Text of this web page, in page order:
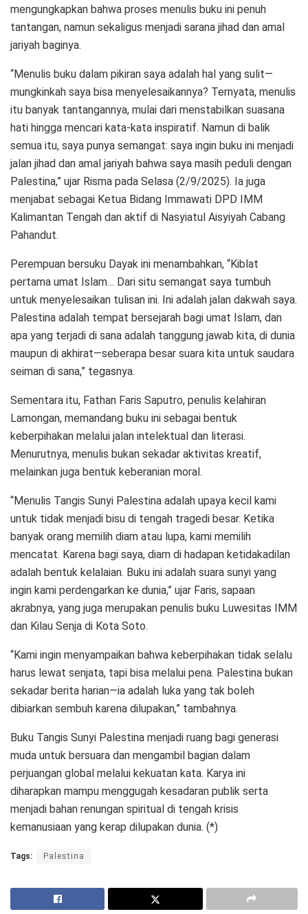
mengungkapkan bahwa proses menulis buku ini penuh
tantangan, namun sekaligus menjadi sarana jihad dan amal
jariyah baginya.
“Menulis buku dalam pikiran saya adalah hal yang sulit—
mungkinkah saya bisa menyelesaikannya? Ternyata, menulis
itu banyak tantangannya, mulai dari menstabilkan suasana
hati hingga mencari kata-kata inspiratif. Namun di balik
semua itu, saya punya semangat: saya ingin buku ini menjadi
jalan jihad dan amal jariyah bahwa saya masih peduli dengan
Palestina,” ujar Risma pada Selasa (2/9/2025). Ia juga
menjabat sebagai Ketua Bidang Immawati DPD IMM
Kalimantan Tengah dan aktif di Nasyiatul Aisyiyah Cabang
Pahandut.
Perempuan bersuku Dayak ini menambahkan, “Kiblat
pertama umat Islam… Dari situ semangat saya tumbuh
untuk menyelesaikan tulisan ini. Ini adalah jalan dakwah saya.
Palestina adalah tempat bersejarah bagi umat Islam, dan
apa yang terjadi di sana adalah tanggung jawab kita, di dunia
maupun di akhirat—seberapa besar suara kita untuk saudara
seiman di sana,” tegasnya.
Sementara itu, Fathan Faris Saputro, penulis kelahiran
Lamongan, memandang buku ini sebagai bentuk
keberpihakan melalui jalan intelektual dan literasi.
Menurutnya, menulis bukan sekadar aktivitas kreatif,
melainkan juga bentuk keberanian moral.
“Menulis Tangis Sunyi Palestina adalah upaya kecil kami
untuk tidak menjadi bisu di tengah tragedi besar. Ketika
banyak orang memilih diam atau lupa, kami memilih
mencatat. Karena bagi saya, diam di hadapan ketidakadilan
adalah bentuk kelalaian. Buku ini adalah suara sunyi yang
ingin kami perdengarkan ke dunia,” ujar Faris, sapaan
akrabnya, yang juga merupakan penulis buku Luwesitas IMM
dan Kilau Senja di Kota Soto.
“Kami ingin menyampaikan bahwa keberpihakan tidak selalu
harus lewat senjata, tapi bisa melalui pena. Palestina bukan
sekadar berita harian—ia adalah luka yang tak boleh
dibiarkan sembuh karena dilupakan,” tambahnya.
Buku Tangis Sunyi Palestina menjadi ruang bagi generasi
muda untuk bersuara dan mengambil bagian dalam
perjuangan global melalui kekuatan kata. Karya ini
diharapkan mampu menggugah kesadaran publik serta
menjadi bahan renungan spiritual di tengah krisis
kemanusiaan yang kerap dilupakan dunia. (*)
Tags: Palestina